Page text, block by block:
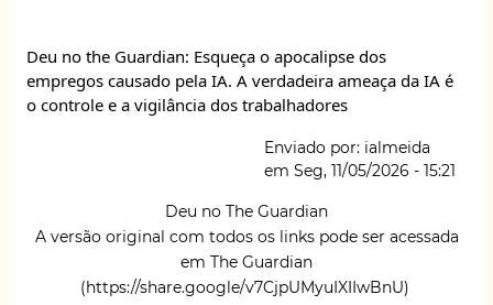
A
p
p
b
o
o
k
y
dI
n
r
Li
n
k
polyfluoroalkyl
substances
and
assessing
periods
susceptibility
Deu no the Guardian: Esqueça o apocalipse dos
empregos causado pela IA. A verdadeira ameaça da IA é
o controle e a vigilância dos trabalhadores
Enviado por: ialmeida
em Seg, 11/05/2026 - 15:21
Deu no The Guardian
A versão original com todos os links pode ser acessada
em The Guardian
(https://share.google/v7CjpUMyuIXIIwBnU)